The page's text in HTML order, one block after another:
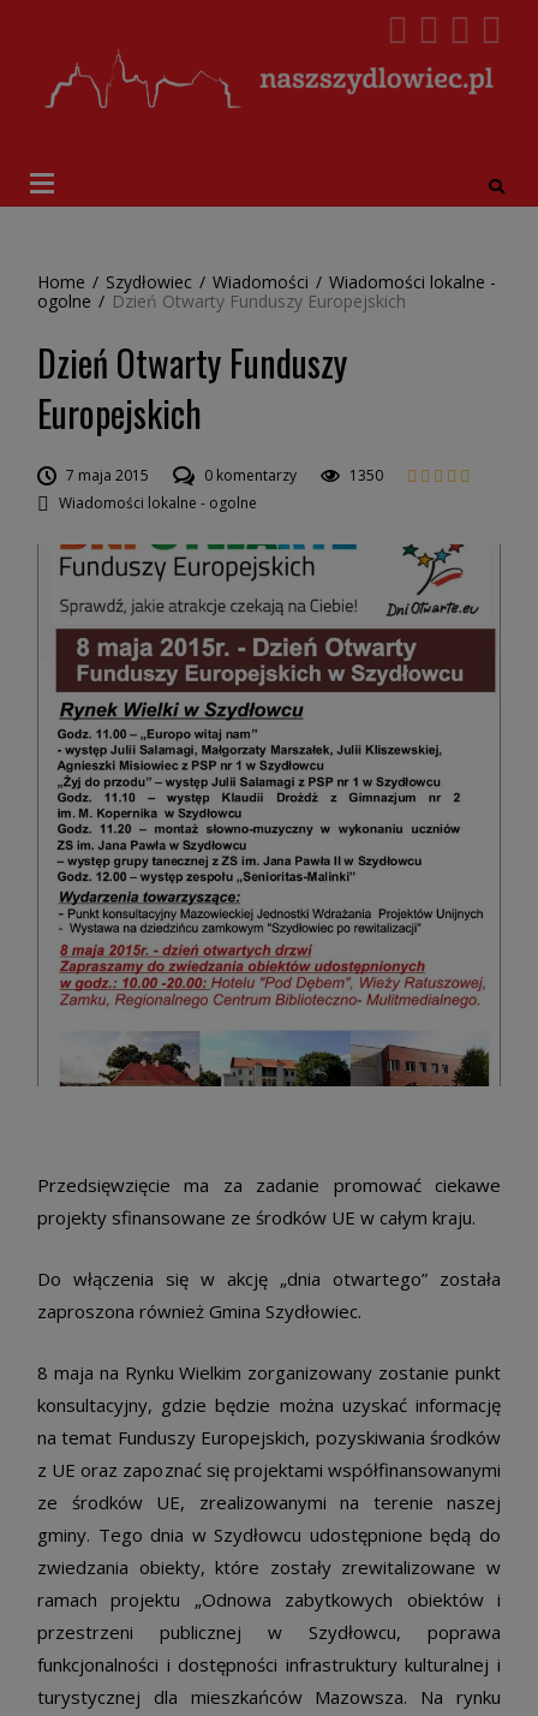
Home / Szydłowiec / Wiadomości / Wiadomości lokalne -
ogolne / Dzień Otwarty Funduszy Europejskich
Dzień Otwarty Funduszy
Europejskich
7 maja 2015 0 komentarzy
1350
Wiadomości lokalne - ogolne
Przedsięwzięcie ma za zadanie promować ciekawe
projekty sfinansowane ze środków UE w całym kraju.
Do włączenia się w akcję „dnia otwartego” została
zaproszona również Gmina Szydłowiec.
8 maja na Rynku Wielkim zorganizowany zostanie punkt
konsultacyjny, gdzie będzie można uzyskać informację
na temat Funduszy Europejskich, pozyskiwania środków
z UE oraz zapoznać się projektami współfinansowanymi
ze środków UE, zrealizowanymi na terenie naszej
gminy. Tego dnia w Szydłowcu udostępnione będą do
zwiedzania obiekty, które zostały zrewitalizowane w
ramach projektu „Odnowa zabytkowych obiektów i
przestrzeni publicznej w Szydłowcu, poprawa
funkcjonalności i dostępności infrastruktury kulturalnej i
turystycznej dla mieszkańców Mazowsza. Na rynku